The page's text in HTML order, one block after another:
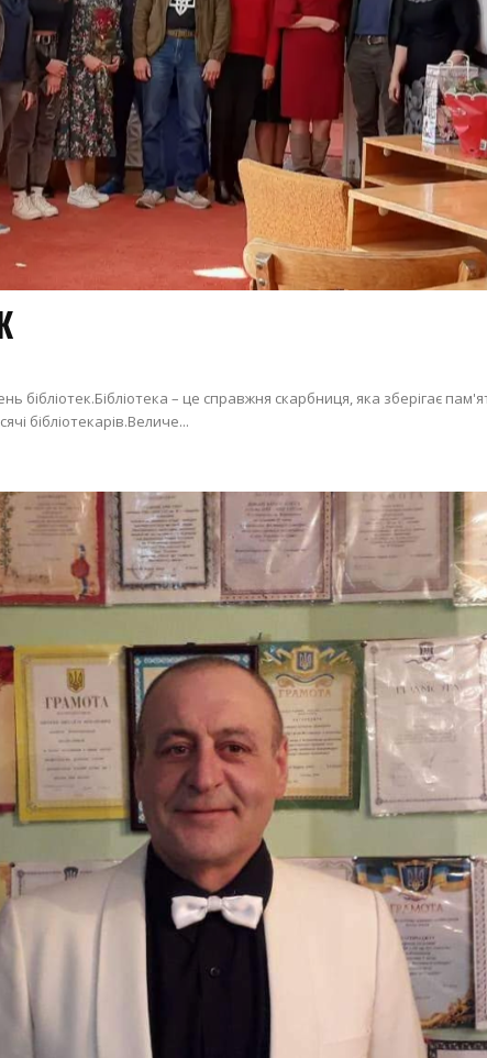
бібліотек.Бібліотека – це справжня скарбниця, яка зберігає
бібліотекарів.Величе...